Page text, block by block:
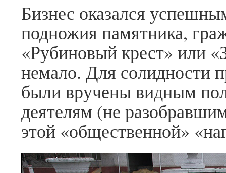
Бизнес оказался
подножия памятника,
«Рубиновый крест» или
немало. Для солидности
были вручены видным
деятелям (не
этой «общественной»